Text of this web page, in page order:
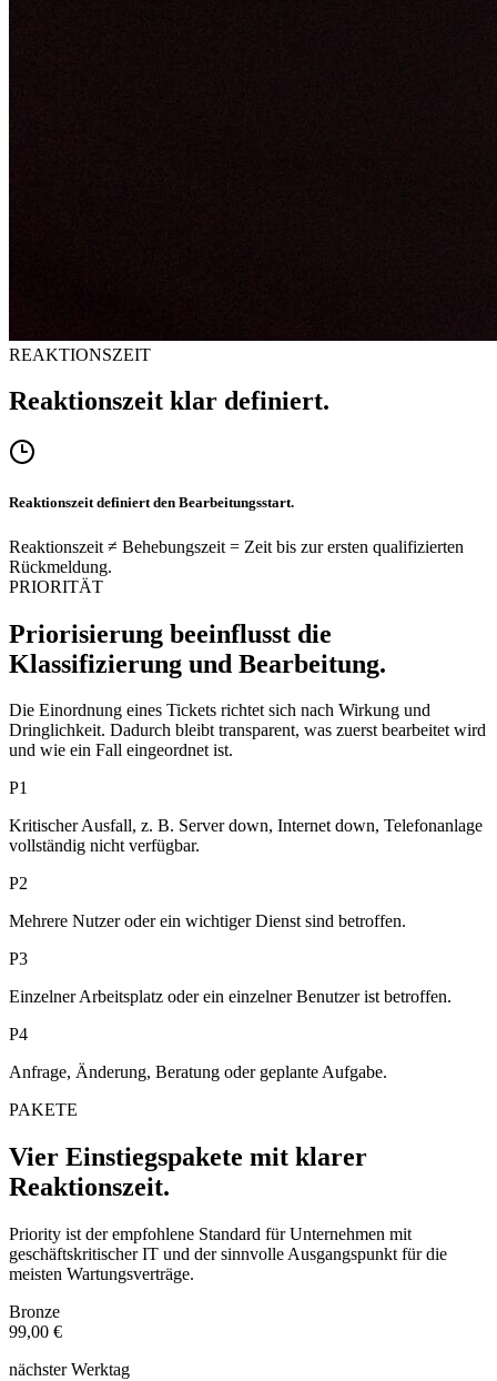
REAKTIONSZEIT
Reaktionszeit klar definiert.
Reaktionszeit definiert den Bearbeitungsstart.
Reaktionszeit ≠ Behebungszeit = Zeit bis zur ersten qualifizierten
Rückmeldung.
PRIORITÄT
Priorisierung beeinflusst die
Klassifizierung und Bearbeitung.
Die Einordnung eines Tickets richtet sich nach Wirkung und
Dringlichkeit. Dadurch bleibt transparent, was zuerst bearbeitet wird
und wie ein Fall eingeordnet ist.
P1
Kritischer Ausfall, z. B. Server down, Internet down, Telefonanlage
vollständig nicht verfügbar.
P2
Mehrere Nutzer oder ein wichtiger Dienst sind betroffen.
P3
Einzelner Arbeitsplatz oder ein einzelner Benutzer ist betroffen.
P4
Anfrage, Änderung, Beratung oder geplante Aufgabe.
PAKETE
Vier Einstiegspakete mit klarer
Reaktionszeit.
Priority ist der empfohlene Standard für Unternehmen mit
geschäftskritischer IT und der sinnvolle Ausgangspunkt für die
meisten Wartungsverträge.
Bronze
99,00 €
nächster Werktag